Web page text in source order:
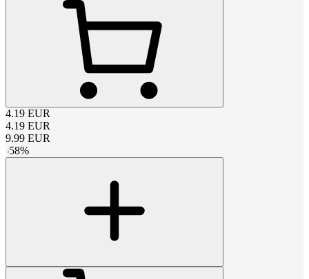
4.19 EUR
4.19 EUR
9.99 EUR
-58%